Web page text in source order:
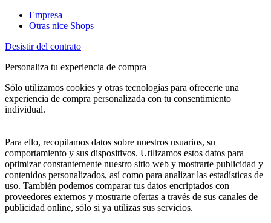
Empresa
Otras nice Shops
Desistir del contrato
Personaliza tu experiencia de compra
Sólo utilizamos cookies y otras tecnologías para ofrecerte una
experiencia de compra personalizada con tu consentimiento
individual.
Para ello, recopilamos datos sobre nuestros usuarios, su
comportamiento y sus dispositivos. Utilizamos estos datos para
optimizar constantemente nuestro sitio web y mostrarte publicidad y
contenidos personalizados, así como para analizar las estadísticas de
uso. También podemos comparar tus datos encriptados con
proveedores externos y mostrarte ofertas a través de sus canales de
publicidad online, sólo si ya utilizas sus servicios.